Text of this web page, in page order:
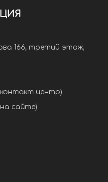
166, третий этаж,
(контакт центр)
на сайте)